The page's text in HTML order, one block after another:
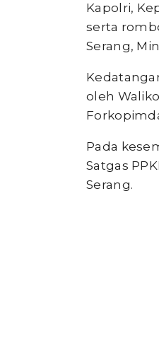
Kapolri,
serta
Serang,
oleh
Pada
Satgas
Serang.